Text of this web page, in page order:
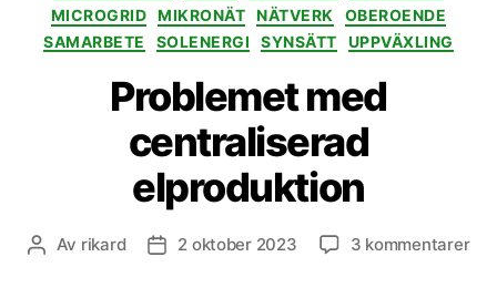
MICROGRID MIKRONÄT NÄTVERK
OBEROENDE
SAMARBETE
SOLENERGI SYNSÄTT UPPVÄXLING
Problemet med
centraliserad
elproduktion
Inläggsförfattare
Av rikard Inläggsdatum
2 oktober 2023 3 kommentarertill